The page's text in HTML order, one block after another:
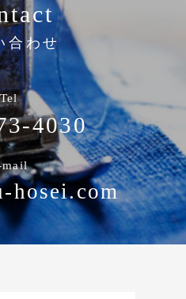
合わせ
Tel
4030
mail
hosei.com